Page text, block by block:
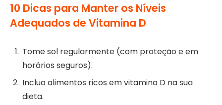
10 Dicas para Manter os Níveis
Adequados de Vitamina D
Tome sol regularmente (com proteção e em
horários seguros).
Inclua alimentos ricos em vitamina D na sua
dieta.